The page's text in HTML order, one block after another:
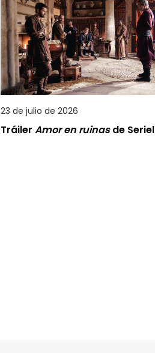
23 de julio de 2026
Tráiler Amor en ruinasde